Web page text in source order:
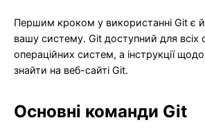
Першим кроком у використанні Git є
вашу систему. Git доступний для всіх
операційних систем, а інструкції
знайти на веб-сайті Git.
Основні команди Git